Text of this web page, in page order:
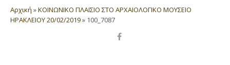
Αρχική »ΚΟΙΝΩΝΙΚΟ ΠΛΑΙΣΙΟ ΣΤΟ ΑΡΧΑΙΟΛΟΓΙΚΟ ΜΟΥΣΕΙΟ
ΗΡΑΚΛΕΙΟΥ 20/02/2019» 100_7087